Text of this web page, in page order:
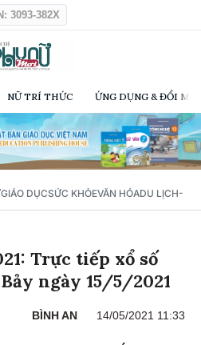
3093-382X
NỮ TRÍ THỨC ỨNG DỤNG & ĐỔI
GIÁO DỤCSỨC KHỎEVĂN HÓADU LỊCH-
Trực tiếp xổ số
ngày 15/5/2021
BÌNH AN 14/05/2021 11:33